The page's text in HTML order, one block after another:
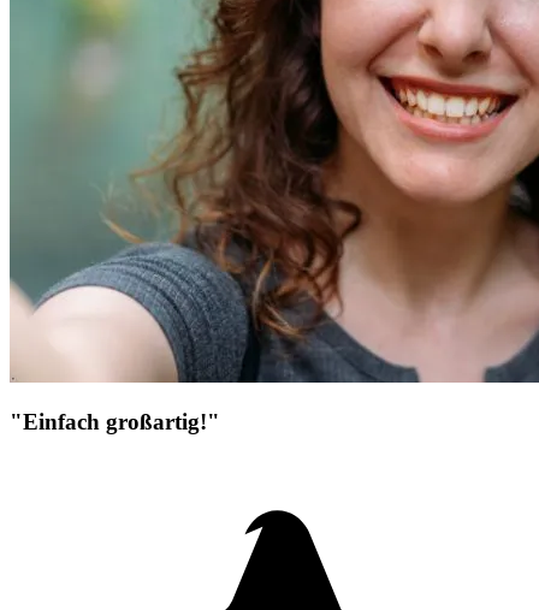
"Einfach großartig!"